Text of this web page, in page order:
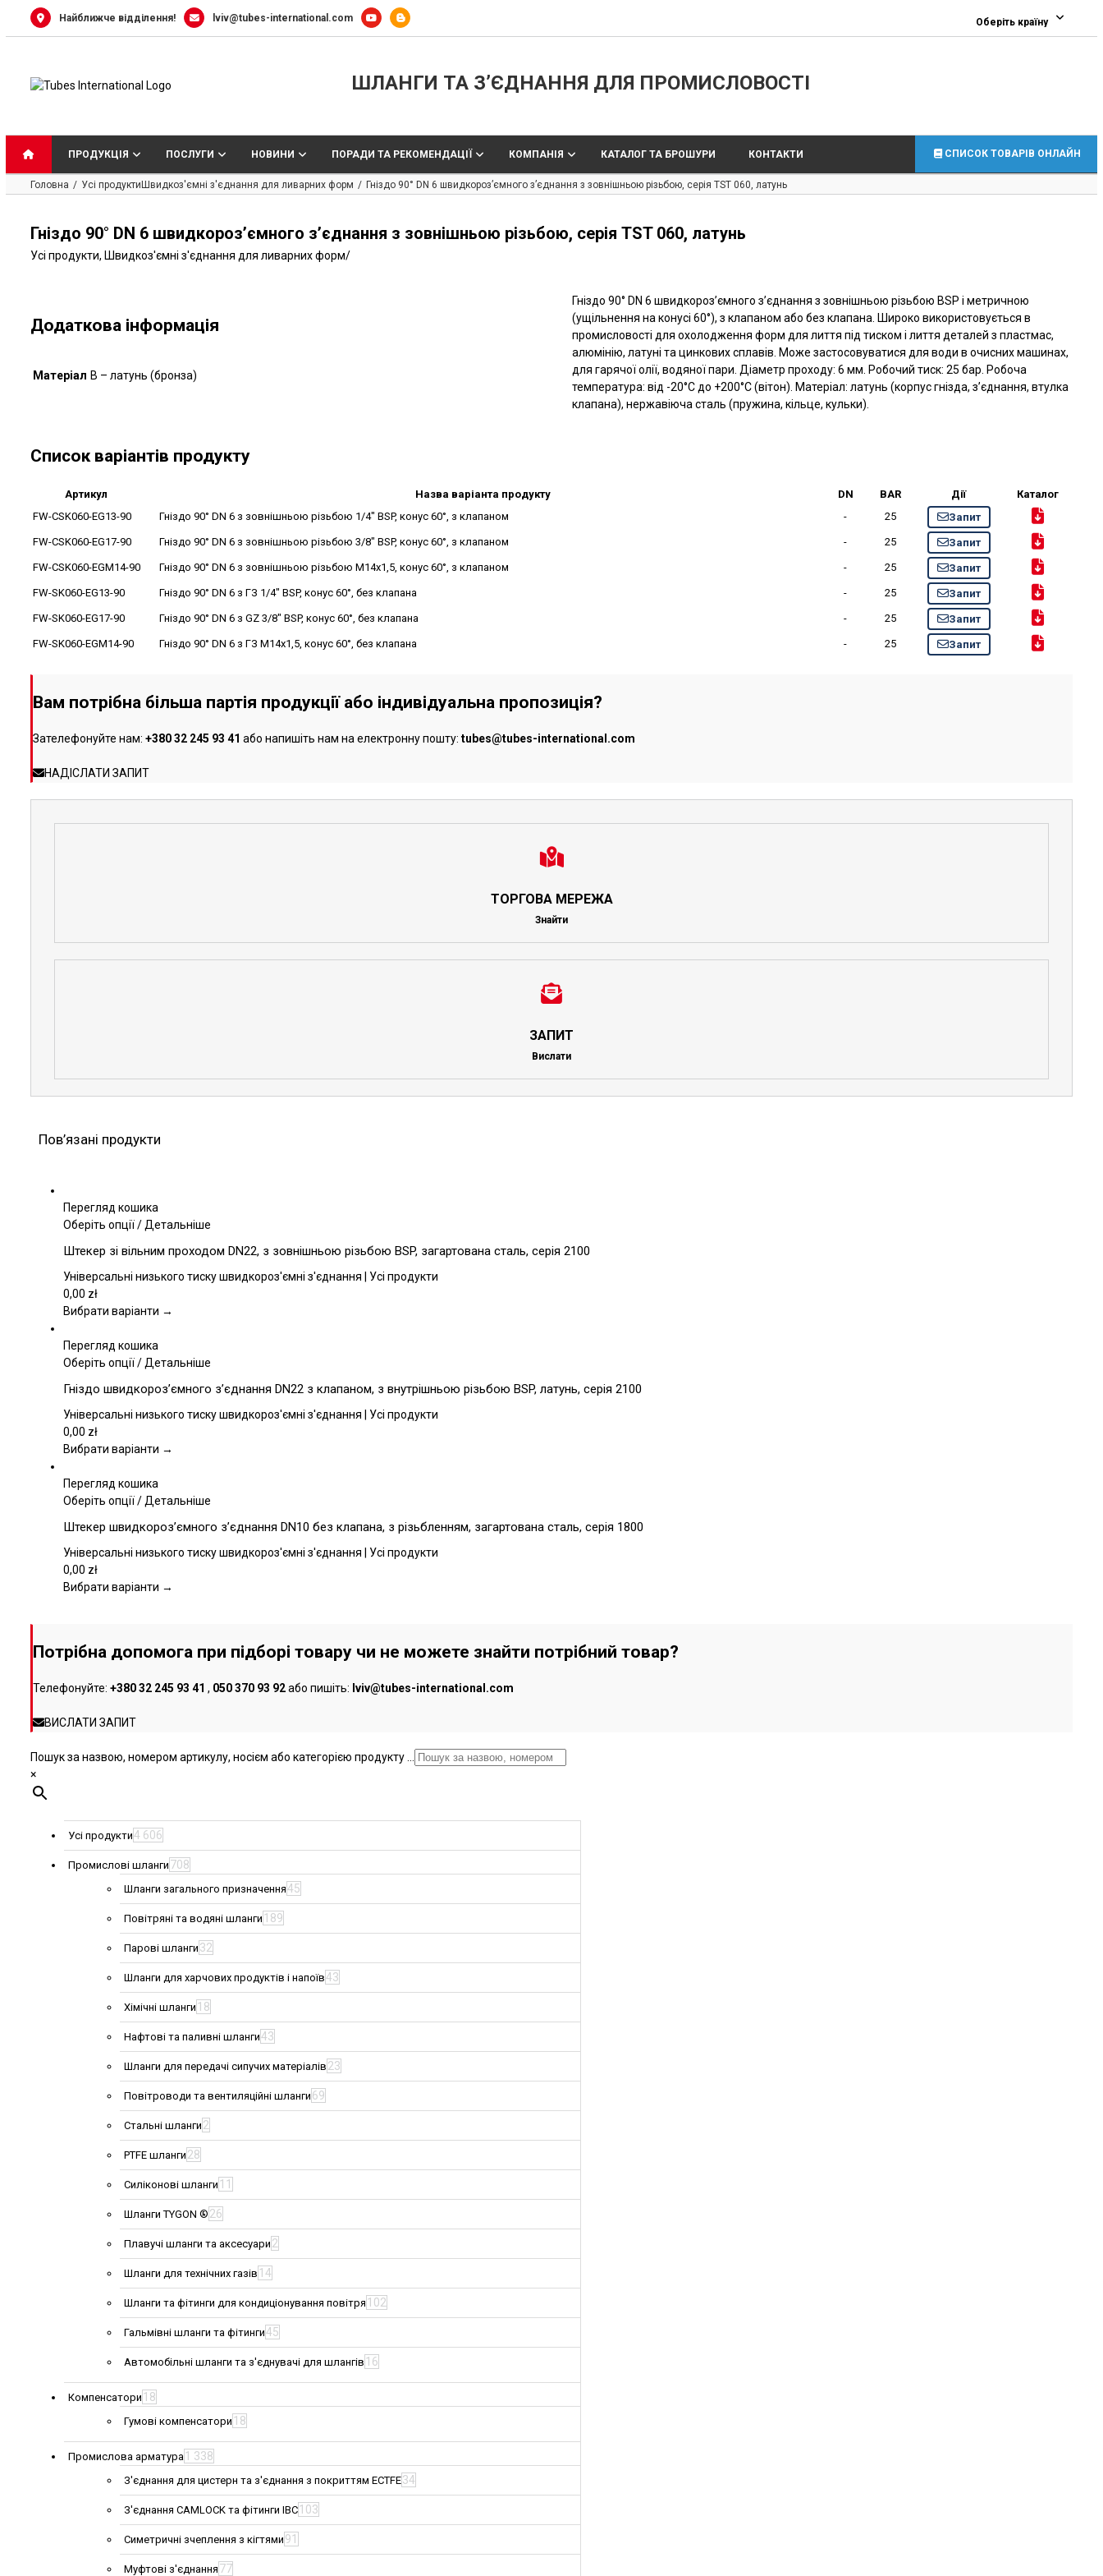
Найближче відділення! lviv@tubes-international.com Оберіть країну
ШЛАНГИ ТА З’ЄДНАННЯ ДЛЯ ПРОМИСЛОВОСТІ
ПРОДУКЦІЯ ПОСЛУГИ НОВИНИ ПОРАДИ ТА РЕКОМЕНДАЦІЇ КОМПАНІЯ КАТАЛОГ ТА БРОШУРИ КОНТАКТИ СПИСОК ТОВАРІВ ОНЛАЙН
Головна Усі продуктиШвидкоз'ємні з'єднання для ливарних форм Гніздо 90° DN 6 швидкороз’ємного з’єднання з зовнішньою різьбою, серія TST 060, латунь
Гніздо 90° DN 6 швидкороз’ємного з’єднання з зовнішньою різьбою, серія TST 060, латунь
Усі продукти, Швидкоз'ємні з'єднання для ливарних форм/
Додаткова інформація
Матеріал B – латунь (бронза)
Гніздо 90° DN 6 швидкороз’ємного з’єднання з зовнішньою різьбою BSP і метричною
(ущільнення на конусі 60°), з клапаном або без клапана. Широко використовується в
промисловості для охолодження форм для лиття під тиском і лиття деталей з пластмас,
алюмінію, латуні та цинкових сплавів. Може застосовуватися для води в очисних машинах,
для гарячої олії, водяної пари. Діаметр проходу: 6 мм. Робочий тиск: 25 бар. Робоча
температура: від -20°C до +200°C (вітон). Матеріал: латунь (корпус гнізда, з’єднання, втулка
клапана), нержавіюча сталь (пружина, кільце, кульки).
Список варіантів продукту
Артикул Назва варіанта продукту DN BAR Дії
Каталог
FW-CSK060-EG13-90
Гніздо 90° DN 6 з зовнішньою різьбою 1/4" BSP, конус 60°, з клапаном - 25
Запит
FW-CSK060-EG17-90
Гніздо 90° DN 6 з зовнішньою різьбою 3/8" BSP, конус 60°, з клапаном - 25
Запит
FW-CSK060-EGM14-90
Гніздо 90° DN 6 з зовнішньою різьбою M14x1,5, конус 60°, з клапаном - 25
Запит
FW-SK060-EG13-90
Гніздо 90° DN 6 з ГЗ 1/4" BSP, конус 60°, без клапана - 25
Запит
FW-SK060-EG17-90
Гніздо 90° DN 6 з GZ 3/8" BSP, конус 60°, без клапана - 25
Запит
FW-SK060-EGM14-90
Гніздо 90° DN 6 з ГЗ M14x1,5, конус 60°, без клапана - 25 Запит
Вам потрібна більша партія продукції або індивідуальна пропозиція?
Зателефонуйте нам: +380 32 245 93 41 або напишіть нам на електронну пошту: tubes@tubes-international.com
НАДІСЛАТИ ЗАПИТ
ТОРГОВА МЕРЕЖА
Знайти
ЗАПИТ
Вислати
Пов’язані продукти
Перегляд кошика
Оберіть опції Цей
має
кілька
Параметри
вибрати
на
товару
/Детальніше
Штекер зі вільним проходом DN22, з зовнішньою різьбою BSP, загартована сталь, серія 2100
Універсальні низького тиску швидкороз'ємні з'єднання | Усі продукти
0,00 zł
Вибрати варіанти →
Перегляд кошика
Оберіть опції Цей
має
кілька
Параметри
вибрати
на
товару
/Детальніше
Гніздо швидкороз’ємного з’єднання DN22 з клапаном, з внутрішньою різьбою BSP, латунь, серія 2100
Універсальні низького тиску швидкороз'ємні з'єднання | Усі продукти
0,00 zł
Вибрати варіанти →
Перегляд кошика
Оберіть опції Цей
має
кілька
Параметри
сторінці
/Детальніше
Штекер швидкороз’ємного з’єднання DN10 без клапана, з різьбленням, загартована сталь, серія 1800
Універсальні низького тиску швидкороз'ємні з'єднання | Усі продукти
0,00 zł
Вибрати варіанти →
Потрібна допомога при підборі товару чи не можете знайти потрібний товар?
Телефонуйте: +380 32 245 93 41 , 050 370 93 92або пишіть: lviv@tubes-international.com
ВИСЛАТИ ЗАПИТ
Пошук за назвою, номером артикулу, носієм або категорією продукту ...
×
Усі продукти4 606
Промислові шланги 708
Шланги загального призначення45
Повітряні та водяні шланги 189
Парові шланги 32
Шланги для харчових продуктів і напоїв43
Хімічні шланги 18
Нафтові та паливні шланги43
Шланги для передачі сипучих матеріалів 23
Повітроводи та вентиляційні шланги 69
Стальні шланги 2
PTFE шланги 28
Силіконові шланги 11
Шланги TYGON ® 26
Плавучі шланги та аксесуари 2
Шланги для технічних газів 14
Шланги та фітинги для кондиціонування повітря 102
Гальмівні шланги та фітинги45
Автомобільні шланги та з'єднувачі для шлангів 16
Компенсатори 18
Гумові компенсатори 18
Промислова арматура 1 338
З'єднання для цистерн та з'єднання з покриттям ECTFE34
З'єднання CAMLOCK та фітинги IBC 103
Симетричні зчеплення з кігтями 91
Муфтові з'єднання 77